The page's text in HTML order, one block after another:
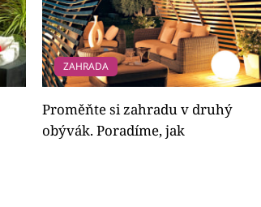
ZAHRADA
Proměňte si zahradu v druhý
obývák. Poradíme, jak